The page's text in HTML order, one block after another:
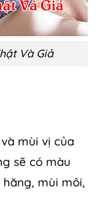
Và Giả
mùi vị của
sẽ có màu
mùi môi,